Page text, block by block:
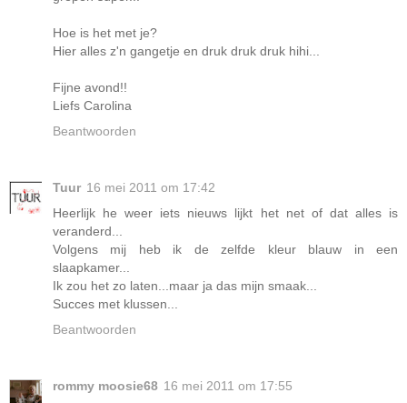
Hoe is het met je?
Hier alles z'n gangetje en druk druk druk hihi...
Fijne avond!!
Liefs Carolina
Beantwoorden
Tuur 16 mei 2011 om 17:42
Heerlijk he weer iets nieuws lijkt het net of dat alles is
veranderd...
Volgens mij heb ik de zelfde kleur blauw in een
slaapkamer...
Ik zou het zo laten...maar ja das mijn smaak...
Succes met klussen...
Beantwoorden
rommy moosie68 16 mei 2011 om 17:55